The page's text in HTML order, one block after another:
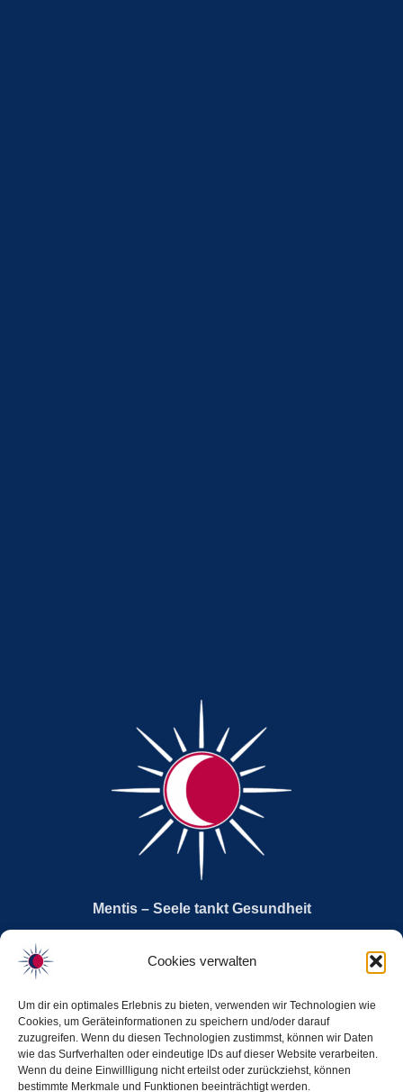
Cookies verwalten
Um dir ein optimales Erlebnis zu bieten, verwenden wir Technologien wie
Cookies, um Geräteinformationen zu speichern und/oder darauf
zuzugreifen. Wenn du diesen Technologien zustimmst, können wir Daten
wie das Surfverhalten oder eindeutige IDs auf dieser Website verarbeiten.
Wenn du deine Einwillligung nicht erteilst oder zurückziehst, können
bestimmte Merkmale und Funktionen beeinträchtigt werden.
Mentis – Seele tankt Gesundheit
Stadskanaal 9
herzlich@mentis-stg.de